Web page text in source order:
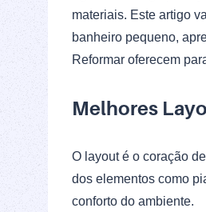
materiais. Este artigo
banheiro pequeno,
Reformar oferecem
Melhores
O layout é o coração
dos elementos como
conforto do ambiente.